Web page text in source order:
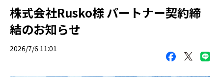
株式会社Rusko様 パートナー契約締
結のお知らせ
2026/7/6 11:01